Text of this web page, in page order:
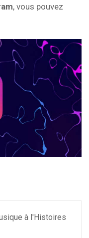
, vous pouvez
à l'Histoires